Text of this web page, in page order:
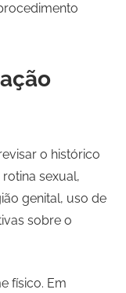
o histórico
sexual,
genital, uso de
sobre o
físico. Em